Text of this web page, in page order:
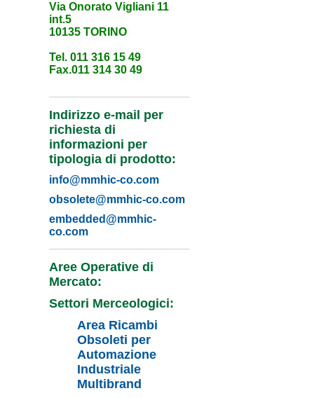
Via Onorato Vigliani 11
int.5
10135 TORINO
Tel. 011 316 15 49
Fax.011 314 30 49
Indirizzo e-mail per
richiesta di
informazioni per
tipologia di prodotto:
info@mmhic-co.com
obsolete@mmhic-co.com
embedded@mmhic-
co.com
Aree Operative di
Mercato:
Settori Merceologici:
Area Ricambi
Obsoleti per
Automazione
Industriale
Multibrand